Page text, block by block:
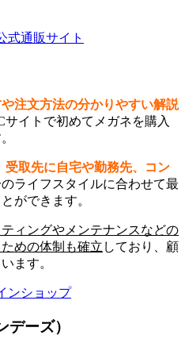
式通販サイト
注文方法の分かりやすい解説
サイトで初めてメガネを購入
受取先に自宅や勤務先、コン
ライフスタイルに合わせて最
ができます。
ィングやメンテナンスなどの
めの体制も確立 しており、顧
ます。
ンショップ
ーズ）